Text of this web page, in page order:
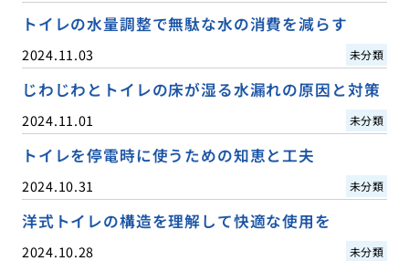
トイレの水量調整で無駄な水の消費を減らす
2024.11.03 未分類
じわじわとトイレの床が湿る水漏れの原因と対策
2024.11.01 未分類
トイレを停電時に使うための知恵と工夫
2024.10.31 未分類
洋式トイレの構造を理解して快適な使用を
2024.10.28 未分類